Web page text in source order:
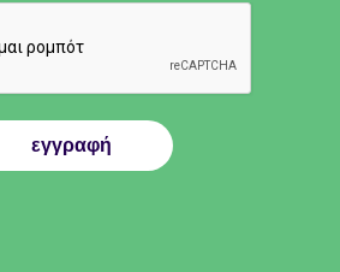
εγγραφή